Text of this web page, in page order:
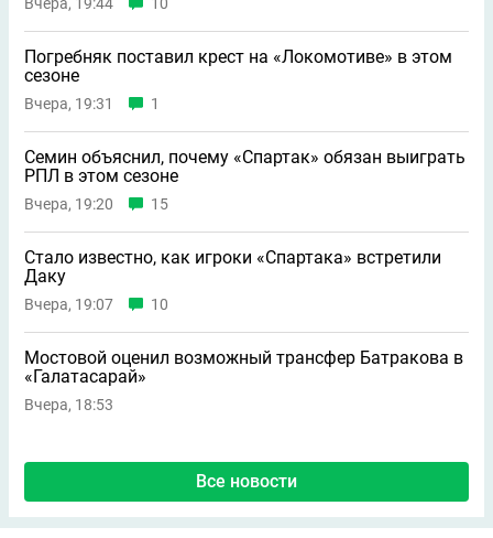
Погребняк поставил крест на «Локомотиве» в этом
сезоне
Вчера, 19:31 1
Семин объяснил, почему «Спартак» обязан выиграть
РПЛ в этом сезоне
Вчера, 19:20 15
Стало известно, как игроки «Спартака» встретили
Даку
Вчера, 19:07 10
Мостовой оценил возможный трансфер Батракова в
«Галатасарай»
Вчера, 18:53
Все новости